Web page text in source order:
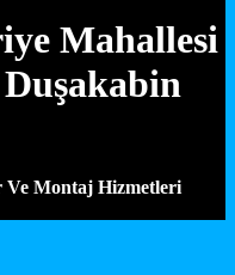
Mahallesi
Ve Montaj Hizmetleri